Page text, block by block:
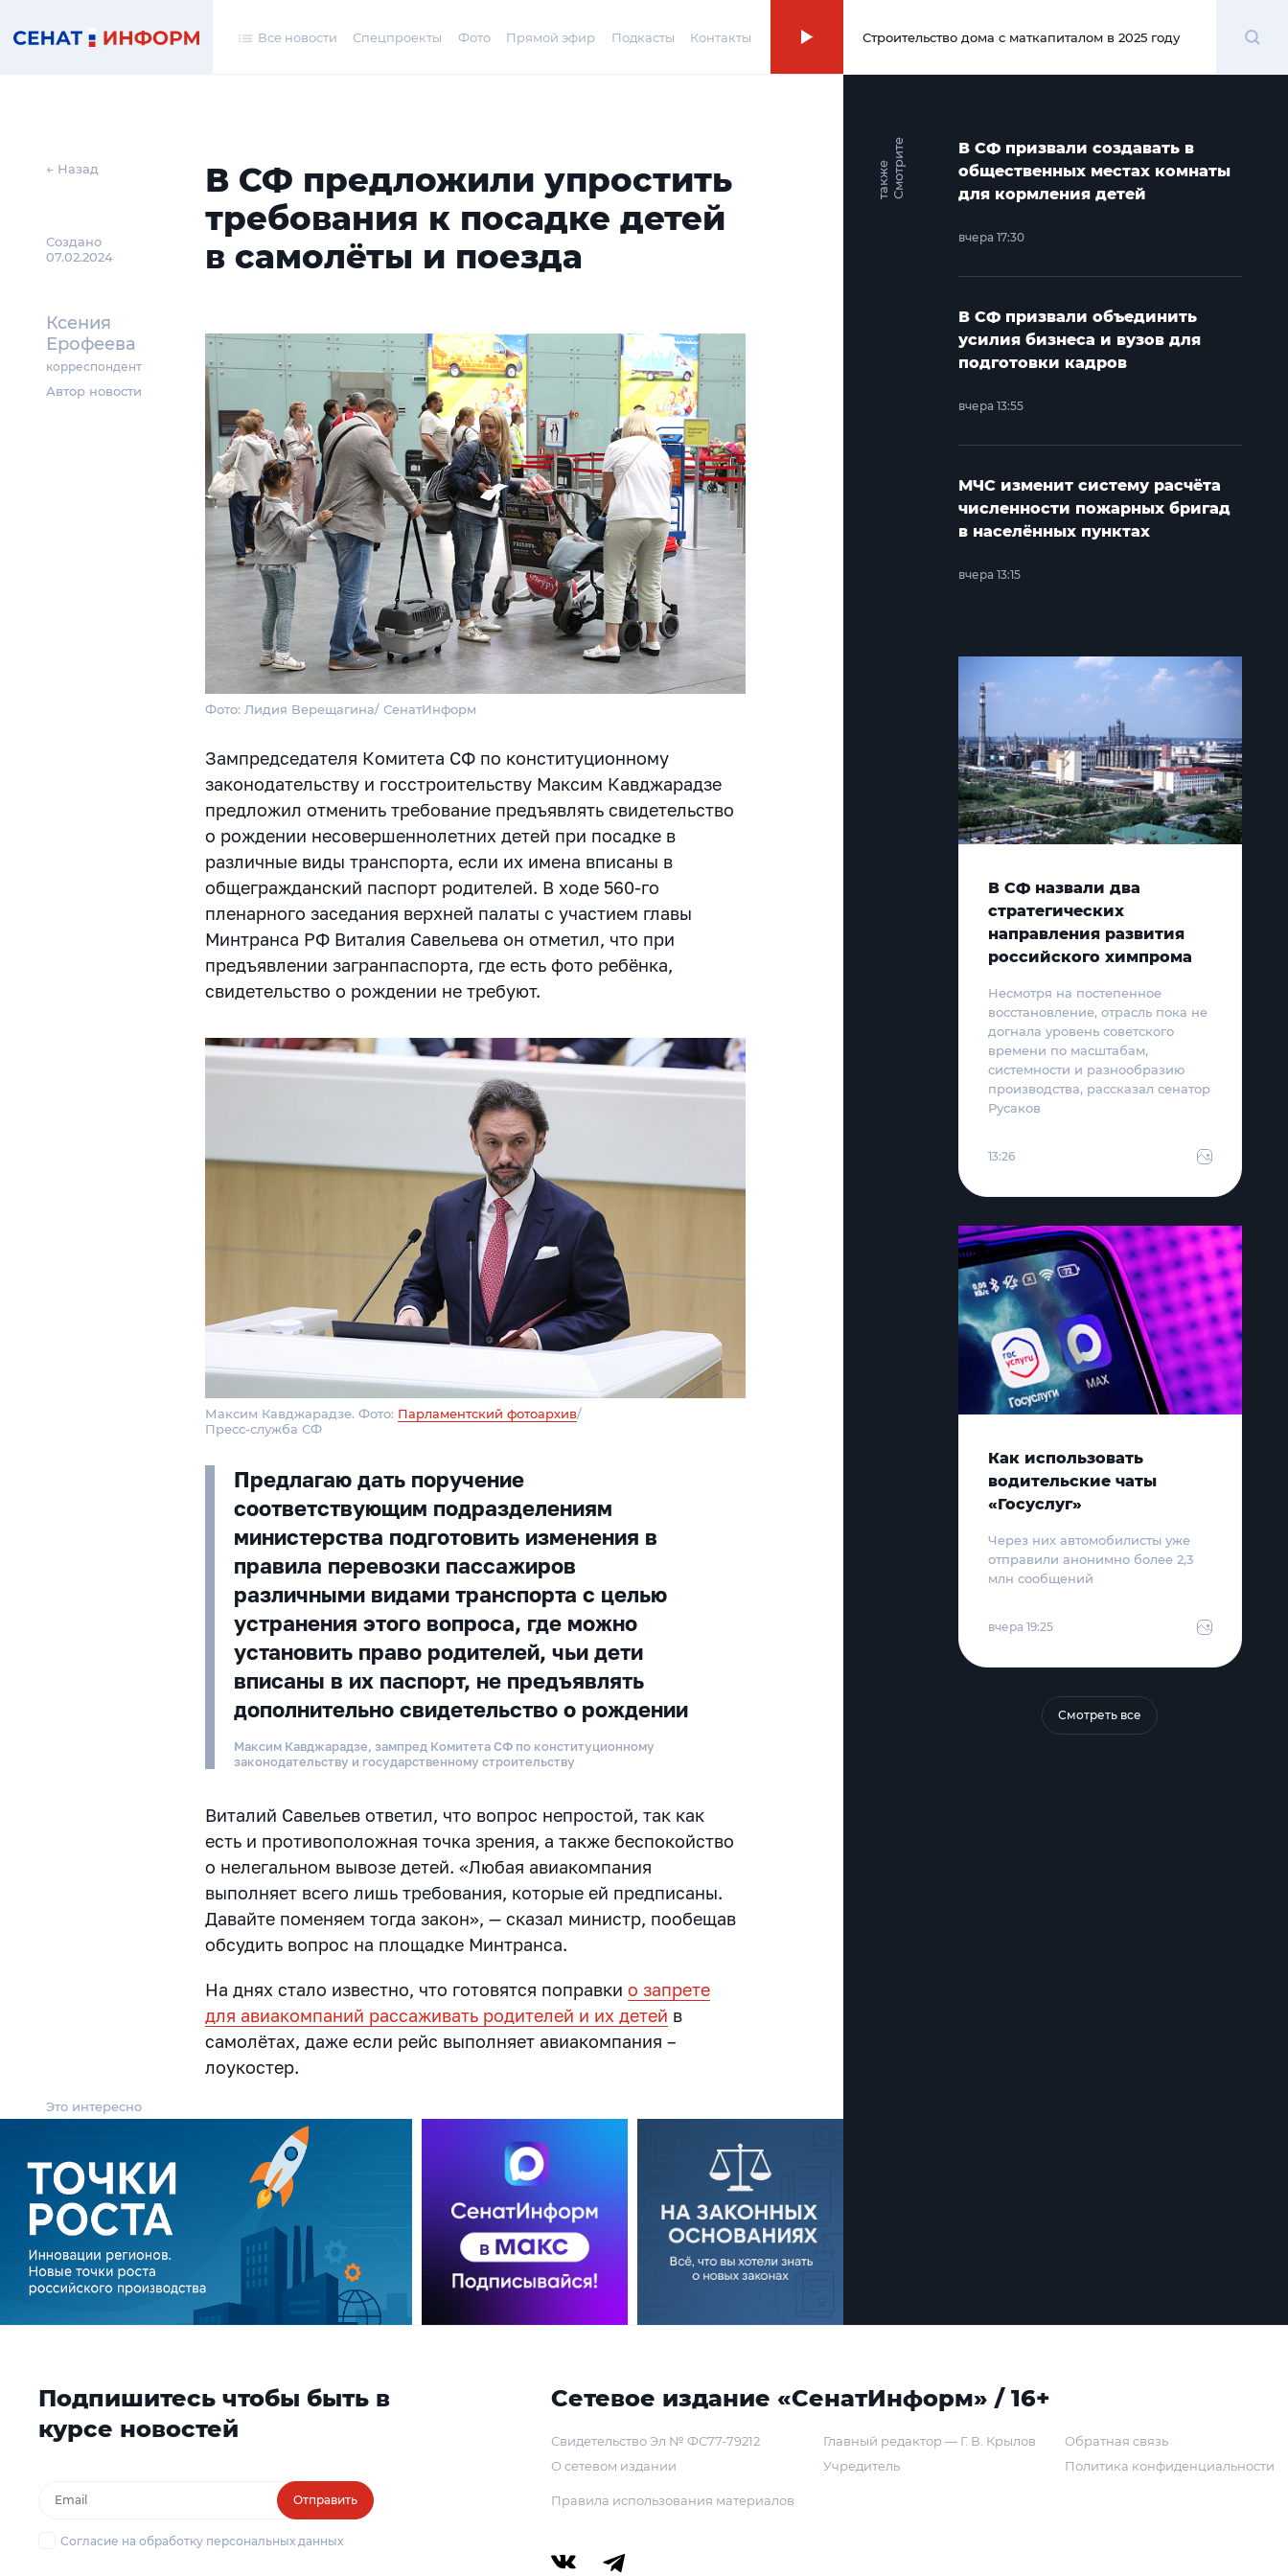
Все новости Спецпроекты Фото Прямой эфир Подкасты Контакты 00:00
Строительство дома с маткапиталом в 2025 году
← Назад
Создано
07.02.2024
Ксения
Ерофеева
корреспондент
Автор новости
В СФ предложили упростить
требования к посадке детей
в самолёты и поезда
Фото: Лидия Верещагина/ СенатИнформ
Зампредседателя Комитета СФ по конституционному
законодательству и госстроительству Максим Кавджарадзе
предложил отменить требование предъявлять свидетельство
о рождении несовершеннолетних детей при посадке в
различные виды транспорта, если их имена вписаны в
общегражданский паспорт родителей. В ходе 560-го
пленарного заседания верхней палаты с участием главы
Минтранса РФ Виталия Савельева он отметил, что при
предъявлении загранпаспорта, где есть фото ребёнка,
свидетельство о рождении не требуют.
Максим Кавджарадзе. Фото: Парламентский фотоархив/
Пресс-служба СФ
Предлагаю дать поручение
соответствующим подразделениям
министерства подготовить изменения в
правила перевозки пассажиров
различными видами транспорта с целью
устранения этого вопроса, где можно
установить право родителей, чьи дети
вписаны в их паспорт, не предъявлять
дополнительно свидетельство о рождении
Максим Кавджарадзе, зампред Комитета СФ по конституционному
законодательству и государственному строительству
Виталий Савельев ответил, что вопрос непростой, так как
есть и противоположная точка зрения, а также беспокойство
о нелегальном вывозе детей. «Любая авиакомпания
выполняет всего лишь требования, которые ей предписаны.
Давайте поменяем тогда закон», — сказал министр, пообещав
обсудить вопрос на площадке Минтранса.
На днях стало известно, что готовятся поправкио запрете
для авиакомпаний рассаживать родителей и их детей в
самолётах, даже если рейс выполняет авиакомпания –
лоукостер.
Это интересно
С
м
о
т
р и
т
е
т
а
к
ж
е
В СФ призвали создавать в
общественных местах комнаты
для кормления детей
вчера 17:30
В СФ призвали объединить
усилия бизнеса и вузов для
подготовки кадров
вчера 13:55
МЧС изменит систему расчёта
численности пожарных бригад
в населённых пунктах
вчера 13:15
В СФ назвали два
стратегических
направления развития
российского химпрома
Несмотря на постепенное
восстановление, отрасль пока не
догнала уровень советского
времени по масштабам,
системности и разнообразию
производства, рассказал сенатор
Русаков
13:26
Как использовать
водительские чаты
«Госуслуг»
Через них автомобилисты уже
отправили анонимно более 2,3
млн сообщений
вчера 19:25
Смотреть все
Подпишитесь чтобы быть в
курсе новостей
Отправить
Согласие на обработку персональных данных
Сетевое издание «СенатИнформ» / 16+
Свидетельство Эл № ФС77-79212
О сетевом издании
Главный редактор — Г. В. Крылов
Учредитель
Обратная связь
Политика конфиденциальности
Правила использования материалов